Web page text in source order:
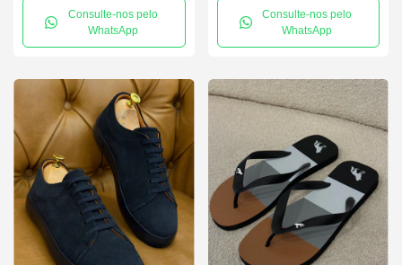
Consulte-nos pelo
WhatsApp
Consulte-nos pelo
WhatsApp